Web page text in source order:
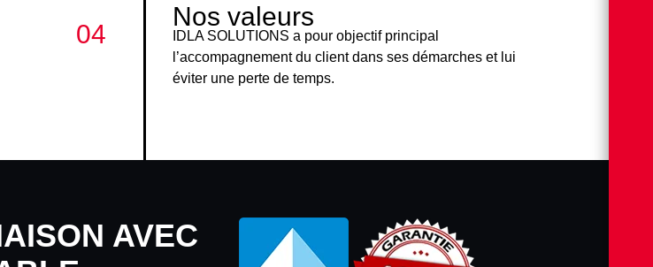
04
Nos valeurs
IDLA SOLUTIONS a pour objectif principal
l’accompagnement du client dans ses démarches et lui
éviter une perte de temps.
AVEC